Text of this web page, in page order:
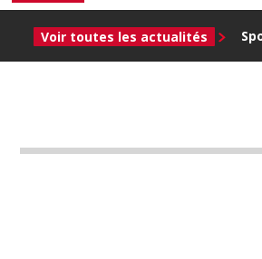
Voir toutes les actualités